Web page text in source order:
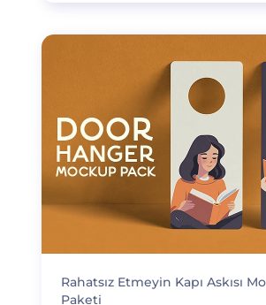
Rahatsız Etmeyin Kapı Askısı
Paketi